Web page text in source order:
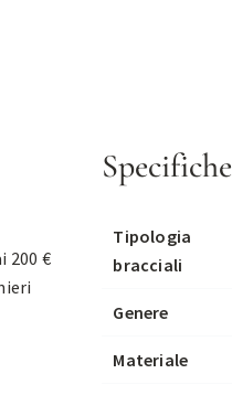
200 €
Specifiche
Tipologia
bracciali
Genere
Materiale